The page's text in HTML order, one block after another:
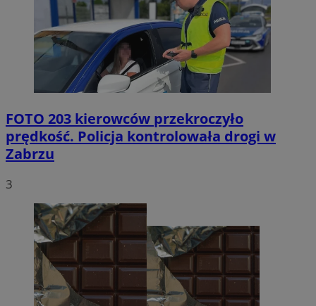
FOTO 203 kierowców przekroczyło
prędkość. Policja kontrolowała drogi w
Zabrzu
3